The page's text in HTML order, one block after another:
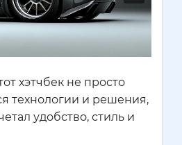
хэтчбек не просто
технологии и решения,
удобство, стиль и